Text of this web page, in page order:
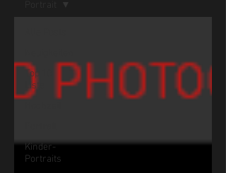
Top 10
Liste
Kinder-
Portraits